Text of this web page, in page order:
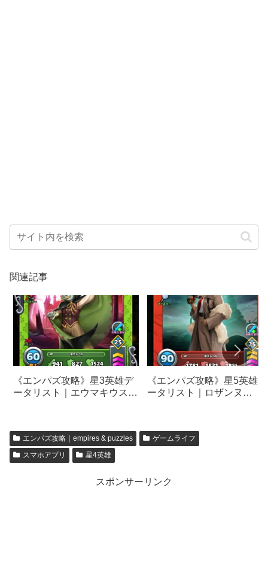
関連記事
《エンパズ攻略》星3英雄デ
ータリスト｜エウマキウス
《エンパズ攻略》星5英雄デ
ータリスト｜ロザンヌ
エンパズ攻略｜empires & puzzles
ゲームライフ
スマホアプリ
星4英雄
スポンサーリンク